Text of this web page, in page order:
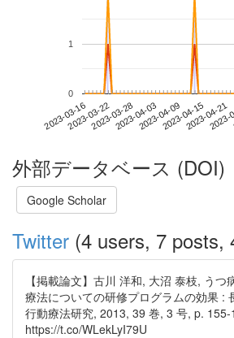
2023-03-162023-03-222023-03-282023-04-032023-04-092023-04-152023-04-21
0
1
外部データベース (DOI)
Google Scholar
Twitter (4 users, 7 posts,
【掲載論文】古川 洋和, 大沼 泰枝, うつ
療法についての研修プログラムの効果 :
行動療法研究, 2013, 39 巻, 3 号, p. 155-
https://t.co/WLekLyI79U